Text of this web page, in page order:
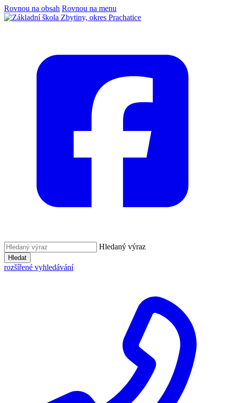
Rovnou na obsah Rovnou na menu
Hledaný výraz
Hledat
rozšířené vyhledávání